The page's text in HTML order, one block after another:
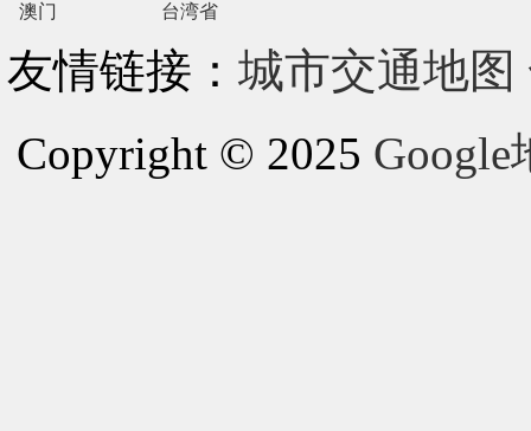
澳门
台湾省
友情链接： 城市交通地图
Copyright © 2025 Google